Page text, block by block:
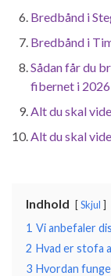
Bredbånd i
Bredbånd i
Sådan får du
fibernet i 2026
Alt du skal
Alt du skal
Indhold Skjul
1 Vi anbefaler
2 Hvad er stofa
3 Hvordan